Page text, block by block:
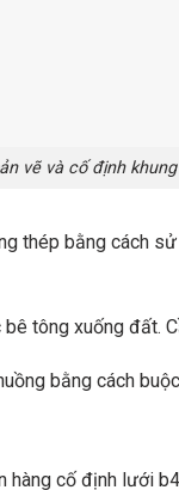
vẽ và cố định
thép bằng cách
tông xuống đất.
bằng cách
hàng cố định lưới